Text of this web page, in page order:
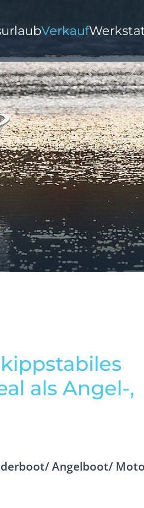
Verkauf
als Angel-,
Angelboot/